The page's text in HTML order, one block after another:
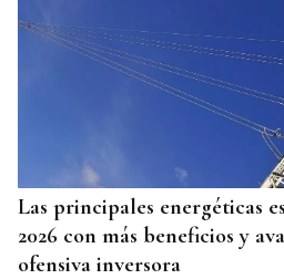
Las principales energéticas
2026 con más beneficios y
ofensiva inversora